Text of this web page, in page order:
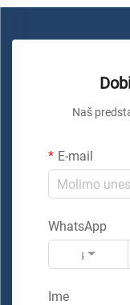
Naš
E-mail
WhatsApp
Kod
Ime